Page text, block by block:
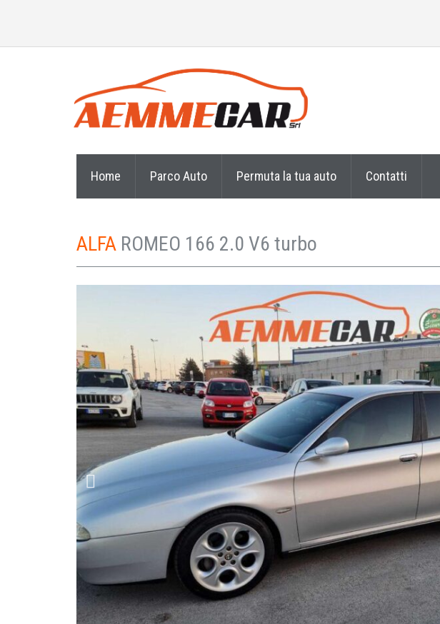
Home Parco Auto Permuta la tua auto Contatti
ALFA ROMEO 166 2.0 V6 turbo